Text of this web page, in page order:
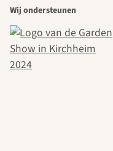
Wij ondersteunen